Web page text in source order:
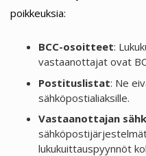
poikkeuksia:
BCC-osoitteet:
vastaanottajat ovat
Postituslistat: Ne
sähköpostialiaksille.
Vastaanottajan
lukukuittauspyynnöt